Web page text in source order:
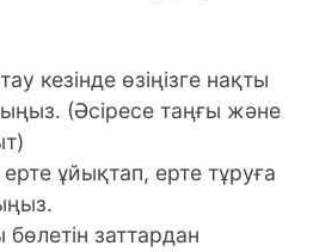
кезінде өзіңізге нақты
(Әсіресе таңғы және
ұйықтап, ерте тұруға
заттардан